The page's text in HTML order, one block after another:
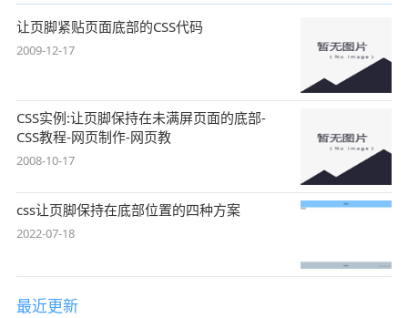
让页脚紧贴页面底部的CSS代码
2009-12-17
CSS实例:让页脚保持在未满屏页面的底部-
CSS教程-网页制作-网页教
2008-10-17
css让页脚保持在底部位置的四种方案
2022-07-18
最近更新